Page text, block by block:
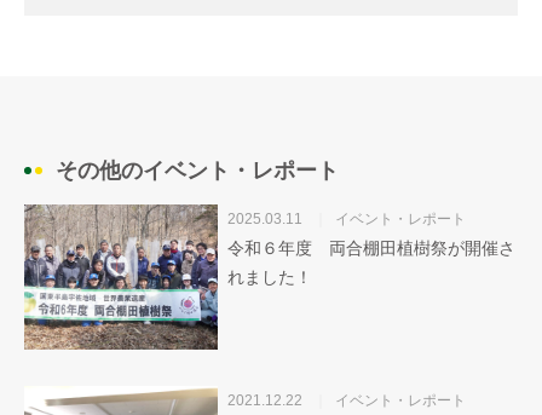
その他のイベント・レポート
2025.03.11 イベント・レポート
令和６年度 両合棚田植樹祭が開催さ
れました！
2021.12.22 イベント・レポート